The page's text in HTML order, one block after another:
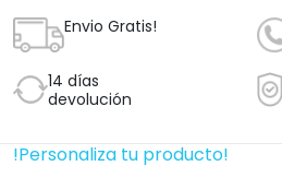
Envio Gratis!
14 días
devolución
!Personaliza tu producto!